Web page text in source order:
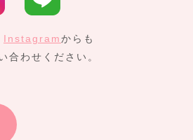
Instagramからも
合わせください。